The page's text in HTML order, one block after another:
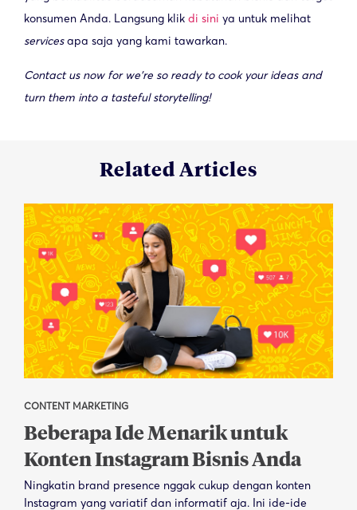
konsumen Anda. Langsung klik di sini ya untuk melihat
servicesapa saja yang kami tawarkan.
Contact us now for we’re so ready to cook your ideas and
turn them into a tasteful storytelling!
Related Articles
CONTENT MARKETING
Beberapa Ide Menarik untuk
Konten Instagram Bisnis Anda
Ningkatin brand presence nggak cukup dengan konten
Instagram yang variatif dan informatif aja. Ini ide-ide